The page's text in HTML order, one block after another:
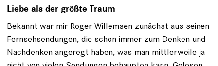
Liebe als der größte Traum
Bekannt war mir Roger Willemsen zunächst aus seinen
Fernsehsendungen, die schon immer zum Denken und
Nachdenken angeregt haben, was man mittlerweile ja